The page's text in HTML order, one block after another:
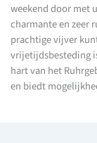
weekend door met
charmante en zeer
prachtige vijver
vrijetijdsbesteding
hart van het
en biedt